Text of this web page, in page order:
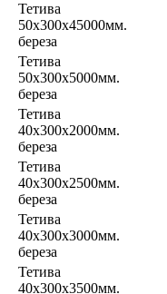
Тетива
50х300х45000мм.
береза
Тетива
50х300х5000мм.
береза
Тетива
40х300х2000мм.
береза
Тетива
40х300х2500мм.
береза
Тетива
40х300х3000мм.
береза
Тетива
40х300х3500мм.